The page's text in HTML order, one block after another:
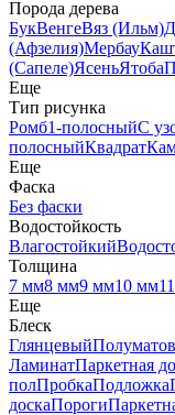
Порода дерева
БукВенгеВяз (Ильм)
(Афзелия)Мербау
(Сапеле)ЯсеньЯтоба
Еще
Тип рисунка
Ромб1-полосныйС
полосныйКвадрат
Еще
Фаска
Без фаски
Водостойкость
Влагостойкий
Толщина
7 мм8 мм9 мм10 мм
Еще
Блеск
Глянцевый
ЛаминатПаркетная
полПробкаПодложка
доскаПороги